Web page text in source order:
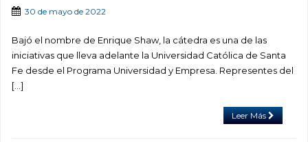
30 de mayo de 2022
Bajó el nombre de Enrique Shaw, la cátedra es una de las
iniciativas que lleva adelante la Universidad Católica de Santa
Fe desde el Programa Universidad y Empresa. Representes del
[…]
Leer Más